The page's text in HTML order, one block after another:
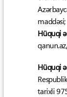
maddəsi;
Hüquqi
Hüquqi
tarixli